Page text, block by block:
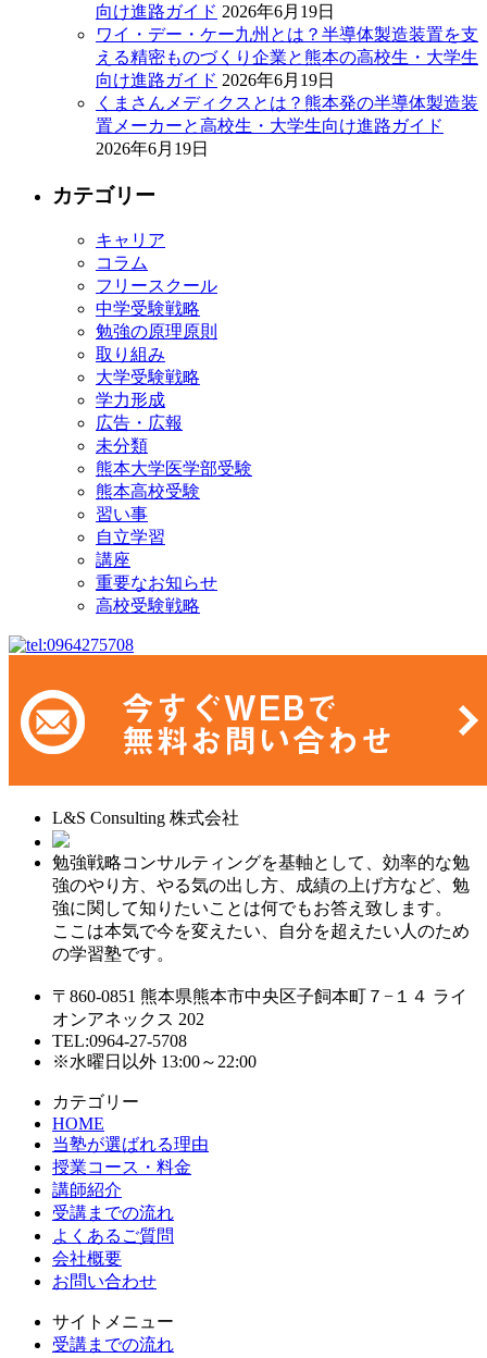
向け進路ガイド 2026年6月19日
ワイ・デー・ケー九州とは？半導体製造装置を支
える精密ものづくり企業と熊本の高校生・大学生
向け進路ガイド 2026年6月19日
くまさんメディクスとは？熊本発の半導体製造装
置メーカーと高校生・大学生向け進路ガイド
2026年6月19日
カテゴリー
キャリア
コラム
フリースクール
中学受験戦略
勉強の原理原則
取り組み
大学受験戦略
学力形成
広告・広報
未分類
熊本大学医学部受験
熊本高校受験
習い事
自立学習
講座
重要なお知らせ
高校受験戦略
L&S Consulting 株式会社
勉強戦略コンサルティングを基軸として、効率的な勉
強のやり方、やる気の出し方、成績の上げ方など、勉
強に関して知りたいことは何でもお答え致します。
ここは本気で今を変えたい、自分を超えたい人のため
の学習塾です。
〒860-0851 熊本県熊本市中央区子飼本町７−１４ ライ
オンアネックス 202
TEL:0964-27-5708
※水曜日以外 13:00～22:00
カテゴリー
HOME
当塾が選ばれる理由
授業コース・料金
講師紹介
受講までの流れ
よくあるご質問
会社概要
お問い合わせ
サイトメニュー
受講までの流れ